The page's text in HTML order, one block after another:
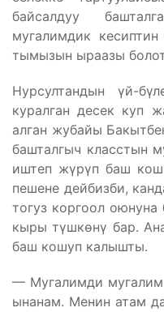
байсалдуу
мугалимдик
тымызын ыраазы
Нурсултандын үй-
куралган десек куп
алган жубайы
башталгыч класстын
иштеп жүрүп баш
пешене дейбизби,
тогуз коргоол
кыры түшкөнү бар.
баш кошуп калышты.
— Мугалимди мугалим
ынанам. Менин атам